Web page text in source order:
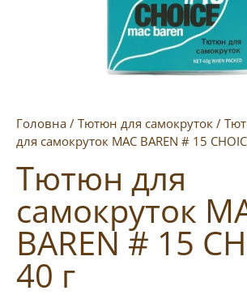
Головна / Тютюн для самокруток /
для самокруток MAC BAREN # 15
Тютюн для
самокруток
BAREN # 15
40 г